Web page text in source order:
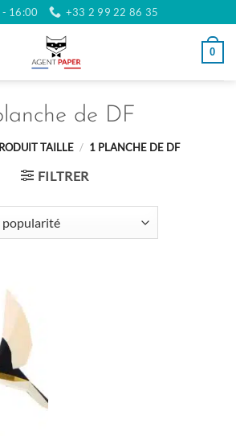
16:00 +33 2 99 22 86 35
0
de DF
TAILLE / 1 PLANCHE DE DF
FILTRER